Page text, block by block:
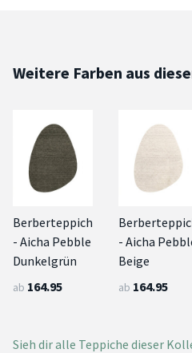
Weitere Farben aus
Berberteppich
- Aicha Pebble
Dunkelgrün
ab 164.95
- Aicha
Beige
ab 164.95
Sieh dir alle Teppiche dieser